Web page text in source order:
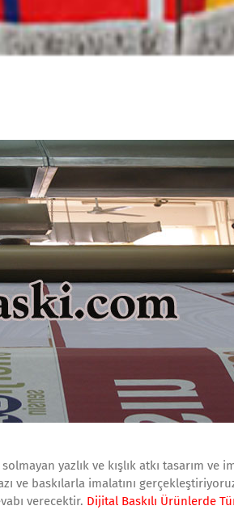
yazlık ve kışlık atkı tasarım ve
ve baskılarla imalatını
verecektir. Dijital Baskılı Ürünlerde